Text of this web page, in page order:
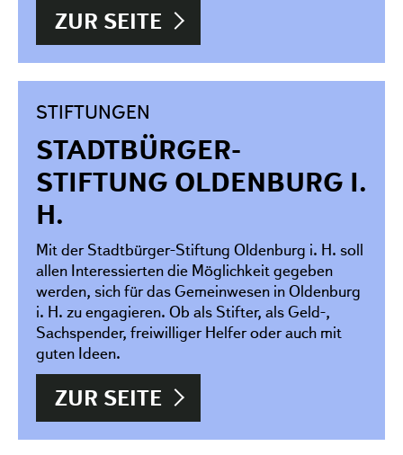
ZUR SEITE
STIFTUNGEN
STADTBÜRGER-
STIFTUNG OLDENBURG I.
H.
Mit der Stadtbürger-Stiftung Oldenburg i. H. soll
allen Interessierten die Möglichkeit gegeben
werden, sich für das Gemeinwesen in Oldenburg
i. H. zu engagieren. Ob als Stifter, als Geld-,
Sachspender, freiwilliger Helfer oder auch mit
guten Ideen.
ZUR SEITE